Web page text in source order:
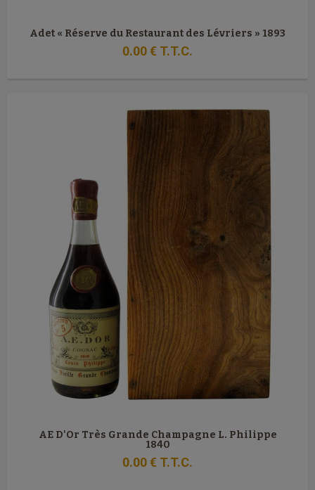
Adet « Réserve du Restaurant des Lévriers » 1893
0.00€ T.T.C.
AE D'Or Très Grande Champagne L. Philippe
1840
0.00€ T.T.C.